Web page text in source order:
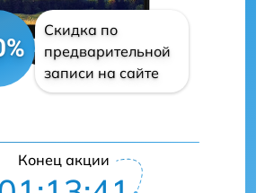
Скидка по
предварительной
записи на сайте
Конец акции